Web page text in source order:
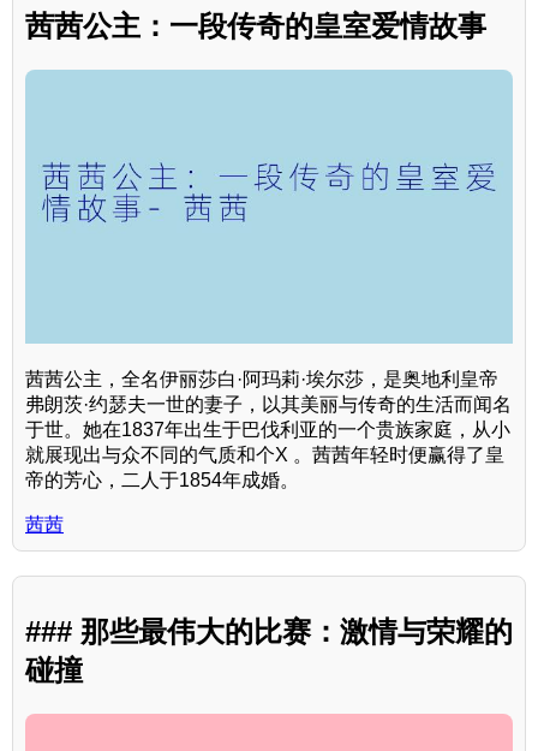
茜茜公主：一段传奇的皇室爱情故事
茜茜公主，全名伊丽莎白·阿玛莉·埃尔莎，是奥地利皇帝
弗朗茨·约瑟夫一世的妻子，以其美丽与传奇的生活而闻名
于世。她在1837年出生于巴伐利亚的一个贵族家庭，从小
就展现出与众不同的气质和个X 。茜茜年轻时便赢得了皇
帝的芳心，二人于1854年成婚。
茜茜
### 那些最伟大的比赛：激情与荣耀的
碰撞